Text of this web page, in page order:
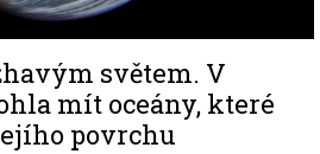
světem. V
mít oceány, které
povrchu